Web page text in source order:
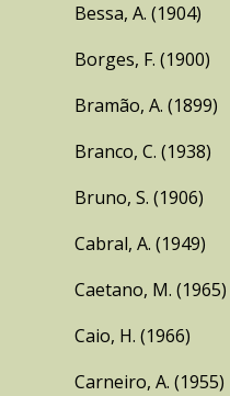
Bessa, A. (1904)
Borges, F. (1900)
Bramão, A. (1899)
Branco, C. (1938)
Bruno, S. (1906)
Cabral, A. (1949)
Caetano, M. (1965)
Caio, H. (1966)
Carneiro, A. (1955)